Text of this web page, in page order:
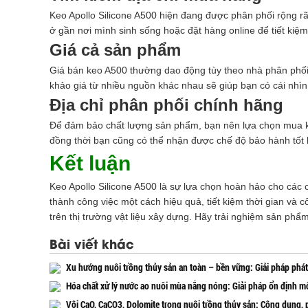
Keo Apollo Silicone A500 hiện đang được phân phối rộng
ở gần nơi mình sinh sống hoặc đặt hàng online để tiết
Giá cả sản phẩm
Giá bán keo A500 thường dao động tùy theo nhà phân
khảo giá từ nhiều nguồn khác nhau sẽ giúp bạn có cái
Địa chỉ phân phối chính hãng
Để đảm bảo chất lượng sản phẩm, bạn nên lựa chọn
đồng thời bạn cũng có thể nhận được chế độ bảo hành
Kết luận
Keo Apollo Silicone A500 là sự lựa chọn hoàn hảo cho
thành công việc một cách hiệu quả, tiết kiệm thời gian và
trên thị trường vật liệu xây dựng. Hãy trải nghiệm sản
Bài viết khác
Xu hướng nuôi trồng thủy sản an toàn – bền vững: Giải pháp
Hóa chất xử lý nước ao nuôi mùa nắng nóng: Giải pháp ổn định
Vôi CaO, CaCO3, Dolomite trong nuôi trồng thủy sản: Công